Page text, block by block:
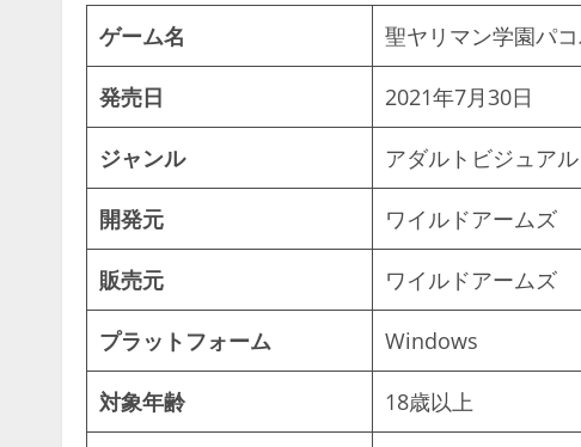
ゲーム名 聖ヤリマン学園パ
発売日 2021年7月30日
ジャンル アダルトビジュア
開発元 ワイルドアームズ
販売元 ワイルドアームズ
プラットフォーム Windows
対象年齢 18歳以上